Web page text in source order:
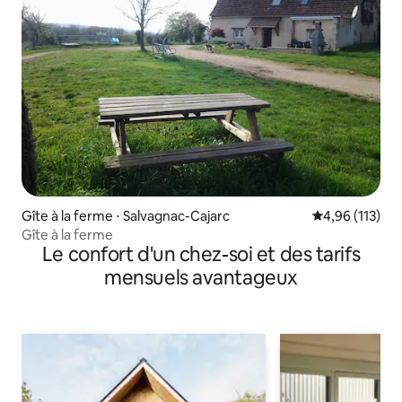
Gîte à la ferme ⋅ Salvagnac-Cajarc Évaluation
4,96 (113)
Gîte à la ferme
Le confort d'un chez-soi et des tarifs
mensuels avantageux